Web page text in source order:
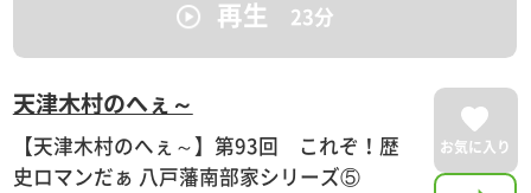
再生 23分
天津木村のへぇ～
【天津木村のへぇ～】第93回 これぞ！歴
史ロマンだぁ 八戸藩南部家シリーズ⑤
お気に入り